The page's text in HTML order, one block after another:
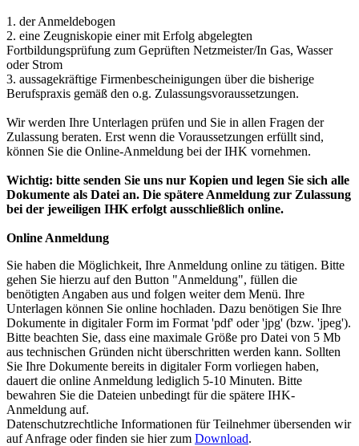
1. der Anmeldebogen
2. eine Zeugniskopie einer mit Erfolg abgelegten
Fortbildungsprüfung zum Geprüften Netzmeister/In Gas, Wasser
oder Strom
3. aussagekräftige Firmenbescheinigungen über die bisherige
Berufspraxis gemäß den o.g. Zulassungsvoraussetzungen.
Wir werden Ihre Unterlagen prüfen und Sie in allen Fragen der
Zulassung beraten. Erst wenn die Voraussetzungen erfüllt sind,
können Sie die Online-Anmeldung bei der IHK vornehmen.
Wichtig: bitte senden Sie uns nur Kopien und legen Sie sich alle
Dokumente als Datei an. Die spätere Anmeldung zur Zulassung
bei der jeweiligen IHK erfolgt ausschließlich online.
Online Anmeldung
Sie haben die Möglichkeit, Ihre Anmeldung online zu tätigen. Bitte
gehen Sie hierzu auf den Button "Anmeldung", füllen die
benötigten Angaben aus und folgen weiter dem Menü. Ihre
Unterlagen können Sie online hochladen. Dazu benötigen Sie Ihre
Dokumente in digitaler Form im Format 'pdf' oder 'jpg' (bzw. 'jpeg').
Bitte beachten Sie, dass eine maximale Größe pro Datei von 5 Mb
aus technischen Gründen nicht überschritten werden kann. Sollten
Sie Ihre Dokumente bereits in digitaler Form vorliegen haben,
dauert die online Anmeldung lediglich 5-10 Minuten. Bitte
bewahren Sie die Dateien unbedingt für die spätere IHK-
Anmeldung auf.
Datenschutzrechtliche Informationen für Teilnehmer übersenden wir
auf Anfrage oder finden sie hier zum Download.